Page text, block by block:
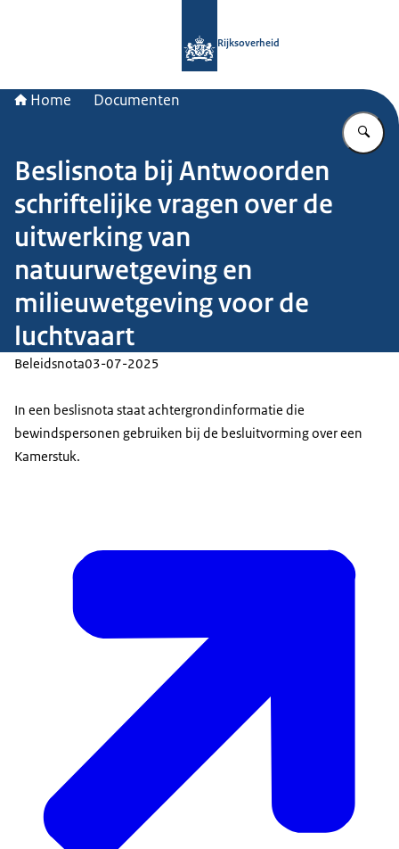
Rijksoverheid
Home Documenten
Beslisnota bij Antwoorden
schriftelijke vragen over de
uitwerking van
natuurwetgeving en
milieuwetgeving voor de
luchtvaart
Beleidsnota03-07-2025
In een beslisnota staat achtergrondinformatie die
bewindspersonen gebruiken bij de besluitvorming over een
Kamerstuk.